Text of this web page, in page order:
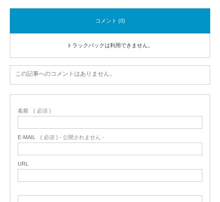
コメント (0)
トラックバックは利用できません。
この記事へのコメントはありません。
名前 ( 必須 )
E-MAIL ( 必須 ) - 公開されません -
URL